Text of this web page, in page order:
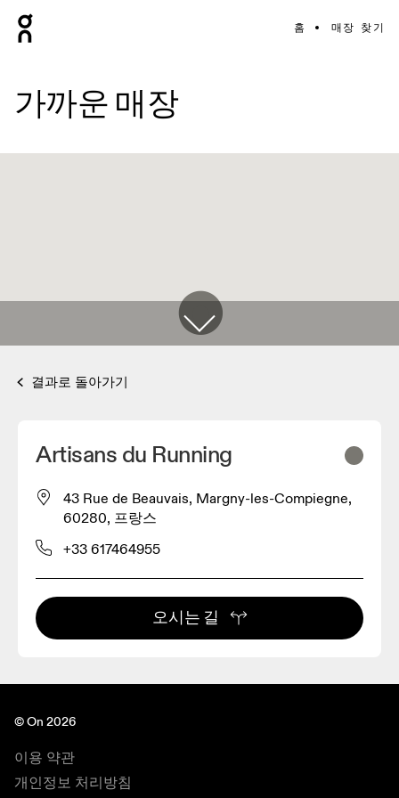
홈 매장 찾기
가까운 매장
결과로 돌아가기
Artisans du Running
43 Rue de Beauvais, Margny-les-Compiegne,
60280, 프랑스
+33 617464955
오시는 길
© On 2026
이용 약관
개인정보 처리방침